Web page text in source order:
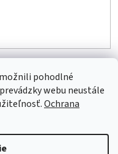
pohodlné
webu neustále
Ochrana